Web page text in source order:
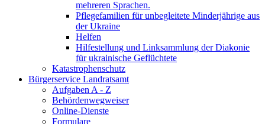
mehreren Sprachen.
Pflegefamilien für unbegleitete Minderjährige aus
der Ukraine
Helfen
Hilfestellung und Linksammlung der Diakonie
für ukrainische Geflüchtete
Katastrophenschutz
Bürgerservice Landratsamt
Aufgaben A - Z
Behördenwegweiser
Online-Dienste
Formulare